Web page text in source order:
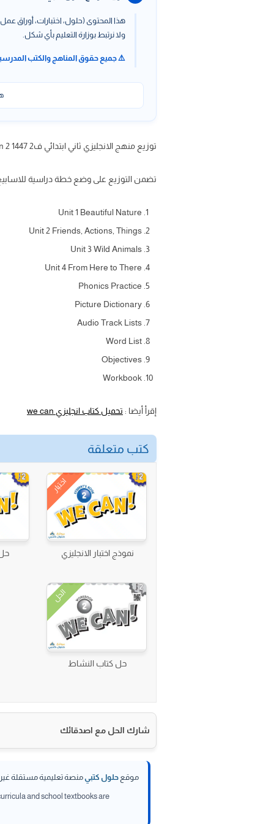
هذا المحتوى (حلول، اختبارات، أوراق
ولا نرتبط بوزارة التعليم بأي شكل.
⚠️ جميع حقوق المناهج والكتب
توزيع منهج الانجليزي ثاني ابتدائي ف2 1447 we can 2 ، توزيع انجليزي ثاني ابتدائي we can الفصل الدراسي الثاني عبر موقعنا حلول كتبي
تضمن التوزيع على وضع خطة دراسية
Unit 1 Beautiful Nature
Unit 2 Friends, Actions, Things
Unit 3 Wild Animals
Unit 4 From Here to There
Phonics Practice
Picture Dictionary
Audio Track Lists
Word List
Objectives
Workbook
إقرأ أيضا : تحميل كتاب انجليزي we can
كتب متعلقة
اختبار
نموذج اختبار الانجليزي
الحل
حل كتاب النشاط
شارك الحل مع اصدقائك
موقع حلول كتبي منصة تعليمية مستقلة غير
and school textbooks are